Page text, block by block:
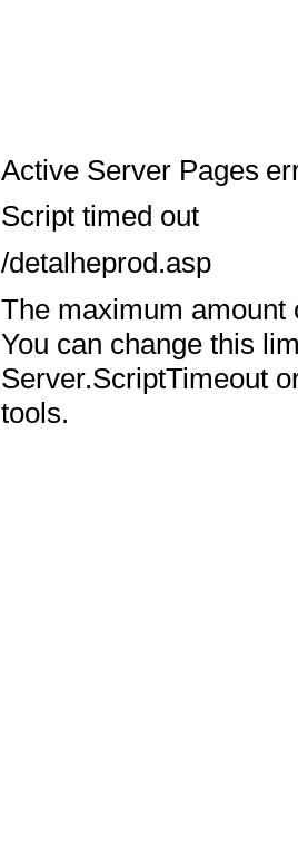
Active Server Pages
Script timed out
/detalheprod.asp
The maximum amount
You can change this
Server.ScriptTimeout
tools.